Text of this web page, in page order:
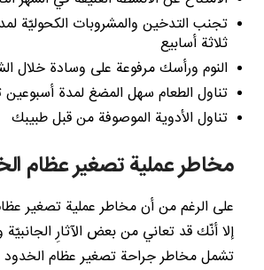
تجنب التدخين والمشروبات الكحوليّة
ثلاثة أسابيع
النوم ورأسك مرفوعة على وسادة خلال
تناول الطعام سهل المضغ لمدة أسبوعين
تناول الأدوية الموصوفة من قبل طبيبك
مخاطر عملية تصغير عظام
على الرغم من أن مخاطر عملية تصغير
إلا أنّك قد تعاني من بعض الآثارِ
تشمل مخاطر جراحة تصغير عظام الخدود